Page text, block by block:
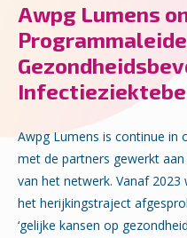
Awpg Lumens
Awpg Lumens is continue in
met de partners gewerkt
van het netwerk. Vanaf
het herijkingstraject
‘gelijke kansen op